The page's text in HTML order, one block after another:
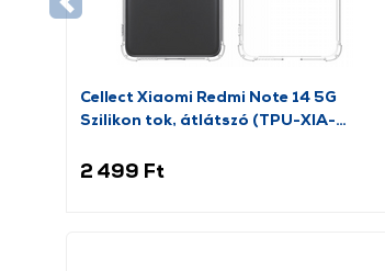
Cellect Xiaomi Redmi Note 14 5G
Szilikon tok, átlátszó (TPU-XIA-
2 499 Ft